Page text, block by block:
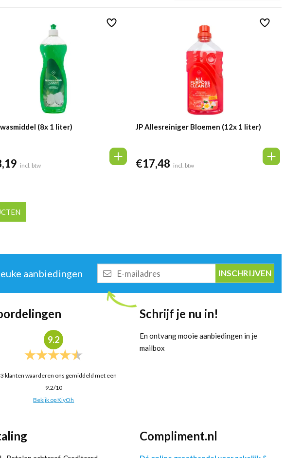
(8x 1 liter)
incl. btw
JP Allesreiniger Bloemen (12x 1 liter)
€17,48 incl. btw
aanbiedingen
mailadres
9.2
klanten waarderen ons gemiddeld met een
9.2/10
Bekijk op KiyOh
Schrijf je nu in!
En ontvang mooie aanbiedingen in je
mailbox
Compliment.nl